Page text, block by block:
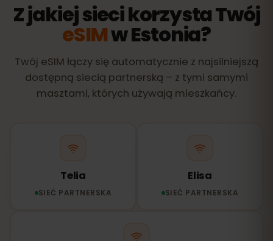
Z jakiej sieci korzysta Twój
eSIMw Estonia?
Twój eSIM łączy się automatycznie z najsilniejszą
dostępną siecią partnerską – z tymi samymi
masztami, których używają mieszkańcy.
Telia
SIEĆ PARTNERSKA
Elisa
SIEĆ PARTNERSKA